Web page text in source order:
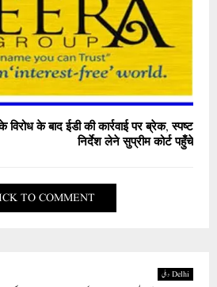
के बाद ईडी की कार्रवाई पर ब्रेक, स्पष्ट
निर्देश लेने सुप्रीम कोर्ट पहुँचे
TO COMMENT
Delhi دہلی